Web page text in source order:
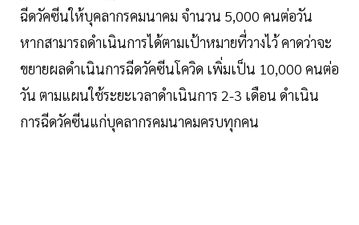
ฉีดวัคซีนให้บุคลากรคมนาคม จำนวน 5,000 คนต่อวัน
หากสามารถดำเนินการได้ตามเป้าหมายที่วางไว้ คาดว่าจะ
ขยายผลดำเนินการฉีดวัคซีนโควิด เพิ่มเป็น 10,000 คนต่อ
วัน ตามแผนใช้ระยะเวลาดำเนินการ 2-3 เดือน ดำเนิน
การฉีดวัคซีนแก่บุคลากรคมนาคมครบทุกคน